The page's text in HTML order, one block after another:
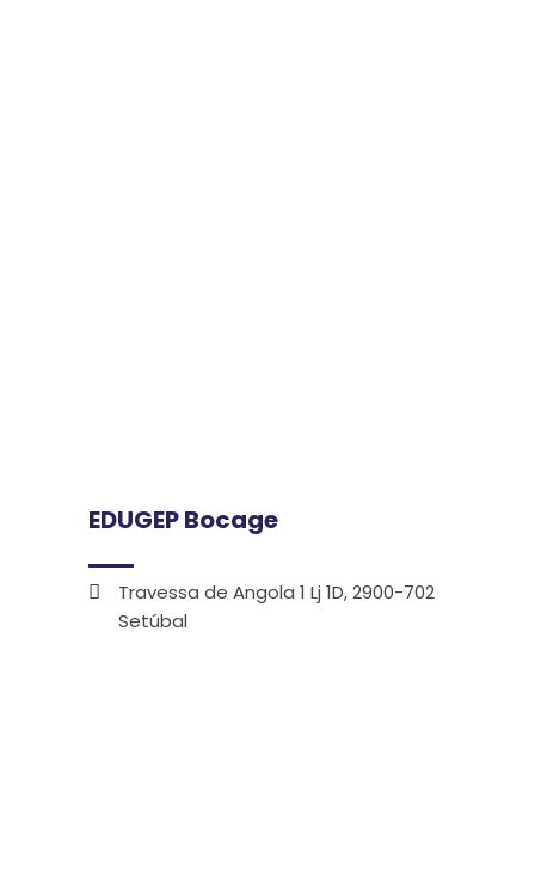
EDUGEP Bocage
Travessa de Angola 1 Lj 1D, 2900-702
Setúbal